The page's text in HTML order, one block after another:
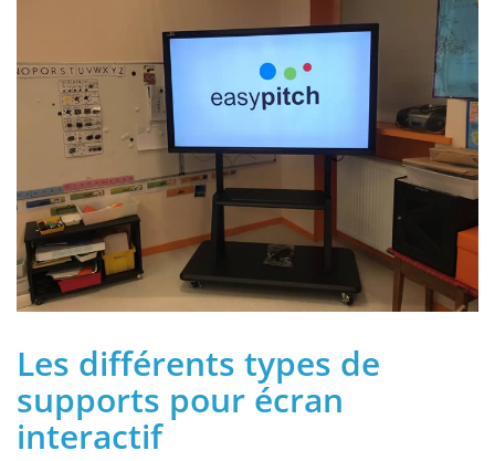
Les différents types de
supports pour écran
interactif